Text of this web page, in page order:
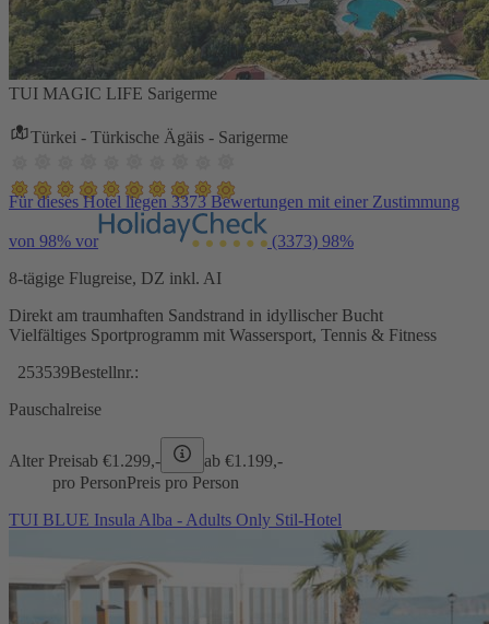
TUI MAGIC LIFE Sarigerme
Türkei - Türkische Ägäis - Sarigerme
Für dieses Hotel liegen 3373 Bewertungen mit einer Zustimmung
von 98% vor (3373) 98%
8-tägige Flugreise, DZ inkl. AI
Direkt am traumhaften Sandstrand in idyllischer Bucht
Vielfältiges Sportprogramm mit Wassersport, Tennis & Fitness
253539Bestellnr.:
Pauschalreise
Alter Preisab €1.299,- ab €1.199,-
pro PersonPreis pro Person
TUI BLUE Insula Alba - Adults Only Stil-Hotel